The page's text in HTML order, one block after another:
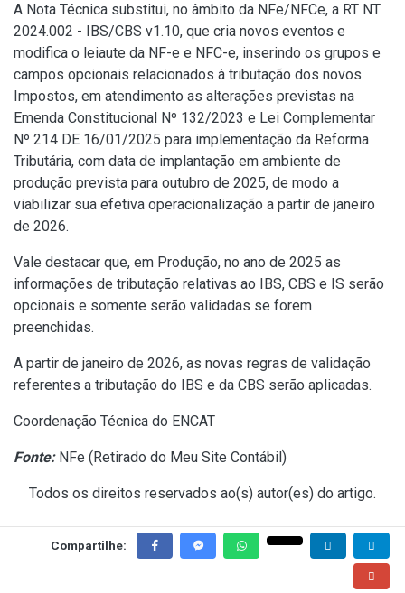
A Nota Técnica substitui, no âmbito da NFe/NFCe, a RT NT
2024.002 - IBS/CBS v1.10, que cria novos eventos e
modifica o leiaute da NF-e e NFC-e, inserindo os grupos e
campos opcionais relacionados à tributação dos novos
Impostos, em atendimento as alterações previstas na
Emenda Constitucional Nº 132/2023 e Lei Complementar
Nº 214 DE 16/01/2025 para implementação da Reforma
Tributária, com data de implantação em ambiente de
produção prevista para outubro de 2025, de modo a
viabilizar sua efetiva operacionalização a partir de janeiro
de 2026.
Vale destacar que, em Produção, no ano de 2025 as
informações de tributação relativas ao IBS, CBS e IS serão
opcionais e somente serão validadas se forem
preenchidas.
A partir de janeiro de 2026, as novas regras de validação
referentes a tributação do IBS e da CBS serão aplicadas.
Coordenação Técnica do ENCAT
Fonte:NFe ( Retirado do Meu Site Contábil )
Todos os direitos reservados ao(s) autor(es) do artigo.
Compartilhe: